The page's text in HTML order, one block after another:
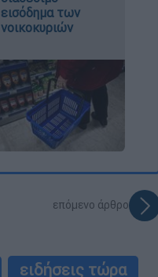
εισόδημα των
νοικοκυριών
επόμενο άρθρο
ειδήσεις τώρα